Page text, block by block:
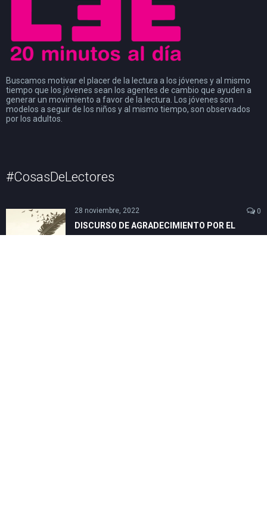
Buscamos motivar el placer de la lectura a los jóvenes y al mismo
tiempo que los jóvenes sean los agentes de cambio que ayuden a
generar un movimiento a favor de la lectura. Los jóvenes son
modelos a seguir de los niños y al mismo tiempo, son observados
por los adultos.
#CosasDeLectores
28 noviembre, 2022 0
DISCURSO DE AGRADECIMIENTO POR EL